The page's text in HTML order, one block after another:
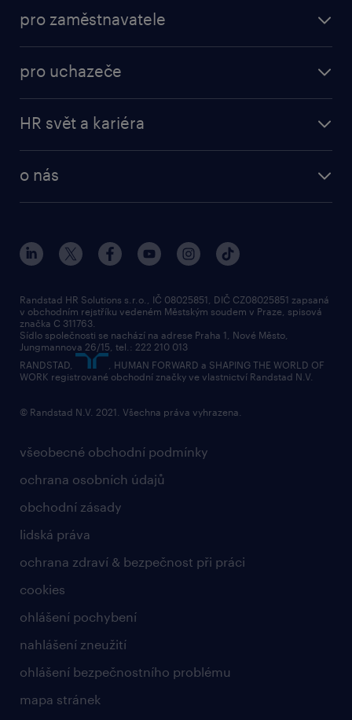
pro zaměstnavatele
pro uchazeče
HR svět a kariéra
o nás
všeobecné obchodní podmínky
ochrana osobních údajů
obchodní zásady
lidská práva
ochrana zdraví & bezpečnost při práci
cookies
ohlášení pochybení
nahlášení zneužití
ohlášení bezpečnostního problému
mapa stránek
Randstad HR Solutions s.r.o., IČ 08025851, DIČ CZ08025851 zapsaná
v obchodním rejstříku vedeném Městským soudem v Praze, spisová
značka C 311763.
Sídlo společnosti se nachází na adrese Praha 1, Nové Město,
Jungmannova 26/15, tel.: 222 210 013
RANDSTAD,
, HUMAN FORWARD a SHAPING THE WORLD OF
WORK registrované obchodní značky ve vlastnictví Randstad N.V.
© Randstad N.V. 2021. Všechna práva vyhrazena.